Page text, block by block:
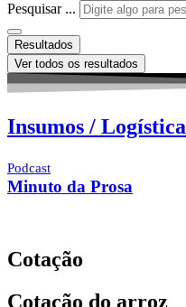
Pesquisar ...
Resultados
Ver todos os resultados
Insumos / Logística
Podcast
Minuto da Prosa
Cotação
Cotação do arroz